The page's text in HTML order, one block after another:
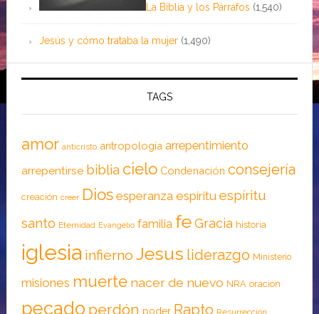
La Biblia y los Párrafos (1,540)
Jesús y cómo trataba la mujer (1,490)
TAGS
amor anticristo antropología arrepentimiento
arrepentirse biblia cielo Condenación consejería
creación creer Dios esperanza espíritu espíritu
santo Eternidad Evangelio familia feGracia historia
iglesia infierno Jesus liderazgo Ministerio
misiones muerte nacer de nuevo NRA oracion
pecado perdón poder Rapto Resurrección